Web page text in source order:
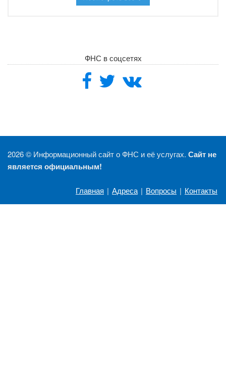
ФНС в соцсетях
2026 © Информационный сайт о ФНС и её услугах. Сайт не
является официальным!
Главная | Адреса | Вопросы | Контакты